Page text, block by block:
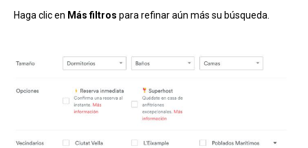
Haga clic en Más filtros para refinar aún más su búsqueda.